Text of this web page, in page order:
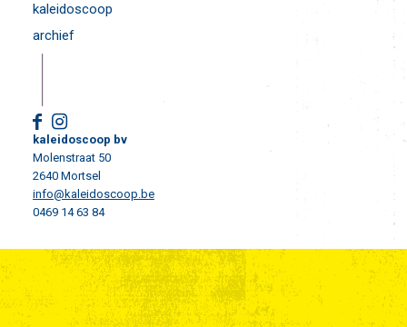
kaleidoscoop
archief
kaleidoscoop bv
Molenstraat 50
2640 Mortsel
info@kaleidoscoop.be
0469 14 63 84